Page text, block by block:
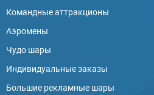
Командные аттракционы
Аэромены
Чудо шары
Индивидуальные заказы
Большие рекламные шары